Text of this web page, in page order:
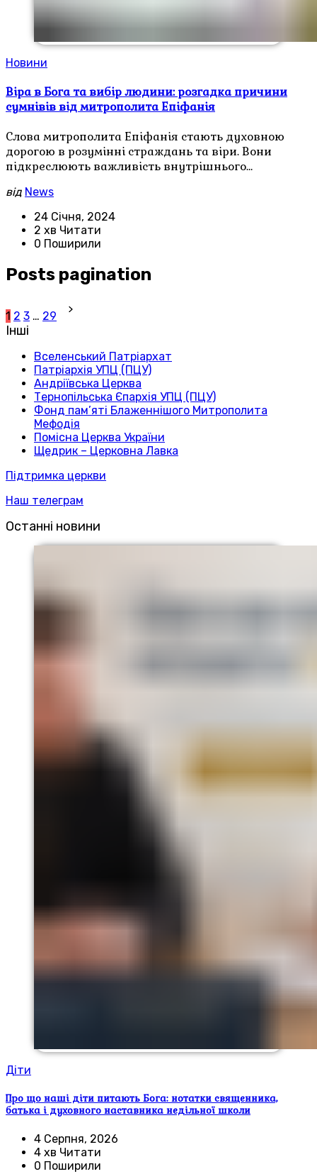
Новини
Віра в Бога та вибір людини: розгадка причини
сумнівів від митрополита Епіфанія
Слова митрополита Епіфанія стають духовною
дорогою в розумінні страждань та віри. Вони
підкреслюють важливість внутрішнього…
від News
24 Січня, 2024
2 хв Читати
0 Поширили
Posts pagination
1 2 3 … 29
Інші
Вселенський Патріархат
Патріархія УПЦ (ПЦУ)
Андріївська Церква
Тернопільська Єпархія УПЦ (ПЦУ)
Фонд пам’яті Блаженнішого Митрополита
Мефодія
Помісна Церква України
Щедрик – Церковна Лавка
Підтримка церкви
Наш телеграм
Останні новини
Діти
Про що наші діти питають Бога: нотатки священника,
батька і духовного наставника недільної школи
4 Серпня, 2026
4 хв Читати
0 Поширили